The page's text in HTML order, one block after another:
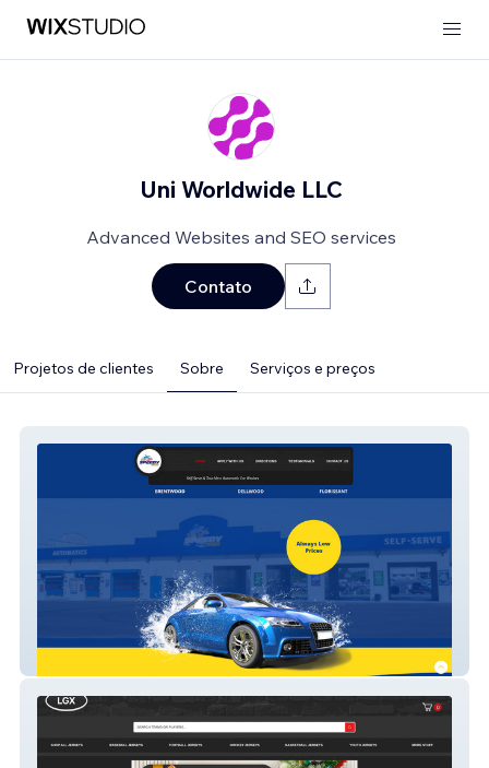
Uni Worldwide LLC
Advanced Websites and SEO services
Contato
Projetos de clientes Sobre Serviços e preços